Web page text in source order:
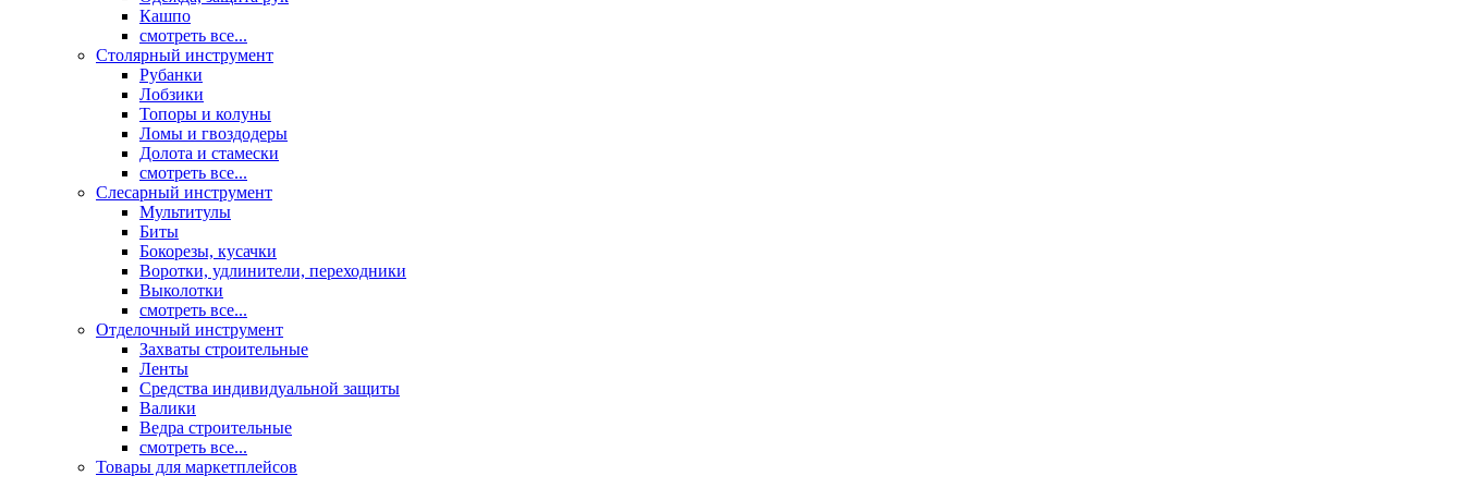
Кашпо
смотреть все...
Столярный инструмент
Рубанки
Лобзики
Топоры и колуны
Ломы и гвоздодеры
Долота и стамески
смотреть все...
Слесарный инструмент
Мультитулы
Биты
Бокорезы, кусачки
Воротки, удлинители, переходники
Выколотки
смотреть все...
Отделочный инструмент
Захваты строительные
Ленты
Средства индивидуальной защиты
Валики
Ведра строительные
смотреть все...
Товары для маркетплейсов